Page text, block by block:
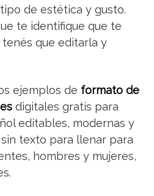
de estética y gusto.
te identifique que te
que editarla y
ejemplos de formato de
digitales gratis para
editables, modernas y
texto para llenar para
hombres y mujeres,